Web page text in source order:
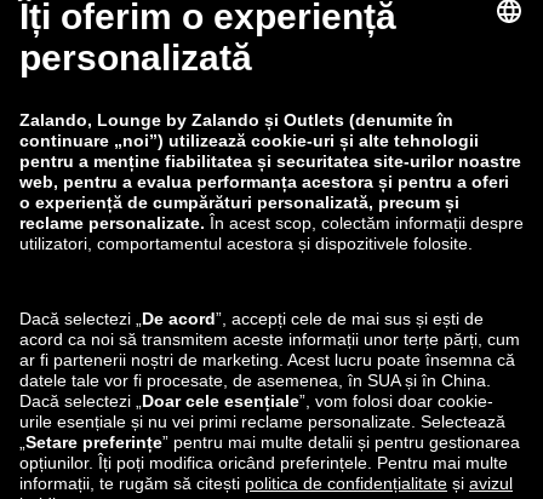
zalando-lounge.fi zalando-lounge.dk
zalando-prive.es zalando-lounge.cz
zalando-lounge.lt zalando-lounge.sk
zalando-lounge.ro zalando-lounge.hr
zalando-lounge.lu zalando-lounge.ee
zalando-lounge.lv zalando-lounge.no